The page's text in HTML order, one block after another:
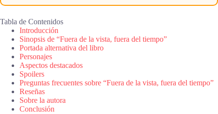
Tabla de Contenidos
Introducción
Sinopsis de “Fuera de la vista, fuera del tiempo”
Portada alternativa del libro
Personajes
Aspectos destacados
Spoilers
Preguntas frecuentes sobre “Fuera de la vista, fuera del tiempo”
Reseñas
Sobre la autora
Conclusión